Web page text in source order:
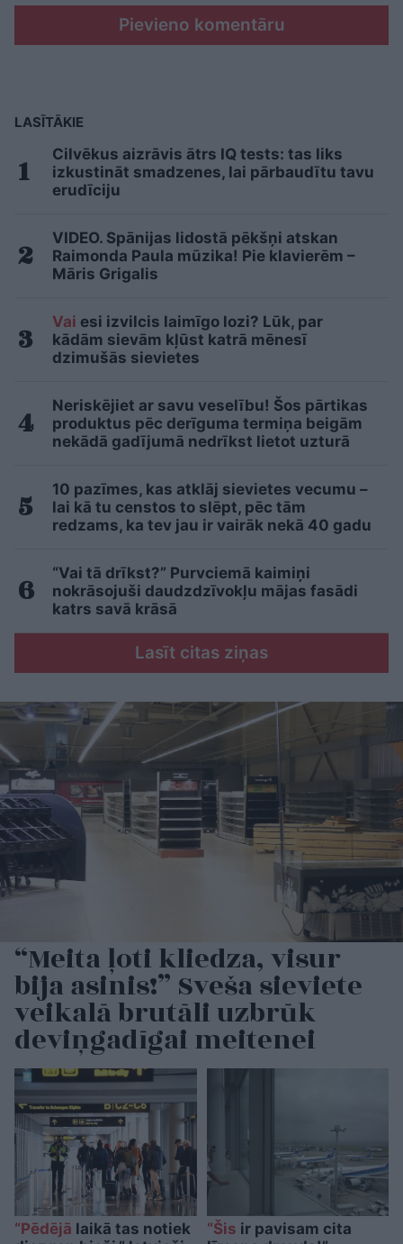
Pievieno komentāru
LASĪTĀKIE
Cilvēkus aizrāvis ātrs IQ tests: tas liks
izkustināt smadzenes, lai pārbaudītu tavu
erudīciju
VIDEO. Spānijas lidostā pēkšņi atskan
Raimonda Paula mūzika! Pie klavierēm –
Māris Grigalis
Vai esi izvilcis laimīgo lozi? Lūk, par
kādām sievām kļūst katrā mēnesī
dzimušās sievietes
Neriskējiet ar savu veselību! Šos pārtikas
produktus pēc derīguma termiņa beigām
nekādā gadījumā nedrīkst lietot uzturā
10 pazīmes, kas atklāj sievietes vecumu –
lai kā tu censtos to slēpt, pēc tām
redzams, ka tev jau ir vairāk nekā 40 gadu
“Vai tā drīkst?” Purvciemā kaimiņi
nokrāsojuši daudzdzīvokļu mājas fasādi
katrs savā krāsā
Lasīt citas ziņas
“Meita ļoti kliedza, visur
bija asinis!” Sveša sieviete
veikalā brutāli uzbrūk
deviņgadīgai meitenei
“Pēdējā laikā tas notiek
“Šis ir pavisam cita